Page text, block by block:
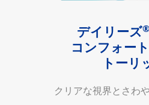
デイリーズ®
コンフォー
トーリ
クリアな視界とさわ